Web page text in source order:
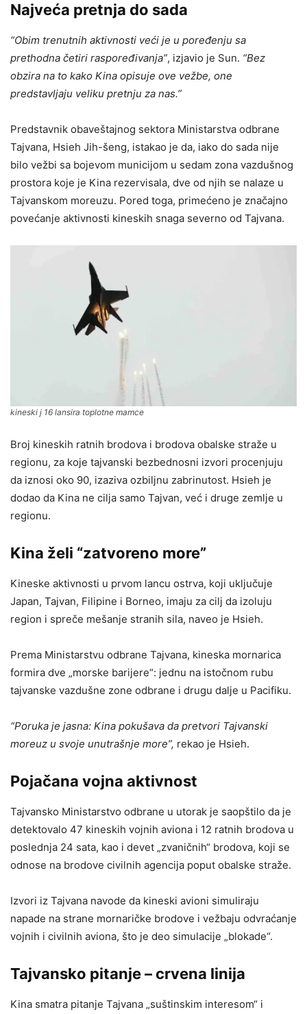
Najveća pretnja do sada
“Obim trenutnih aktivnosti veći je u poređenju sa
prethodna četiri raspoređivanja”, izjavio je Sun. “Bez
obzira na to kako Kina opisuje ove vežbe, one
predstavljaju veliku pretnju za nas.”
Predstavnik obaveštajnog sektora Ministarstva odbrane
Tajvana, Hsieh Jih-šeng, istakao je da, iako do sada nije
bilo vežbi sa bojevom municijom u sedam zona vazdušnog
prostora koje je Kina rezervisala, dve od njih se nalaze u
Tajvanskom moreuzu. Pored toga, primećeno je značajno
povećanje aktivnosti kineskih snaga severno od Tajvana.
kineski j 16 lansira toplotne mamce
Broj kineskih ratnih brodova i brodova obalske straže u
regionu, za koje tajvanski bezbednosni izvori procenjuju
da iznosi oko 90, izaziva ozbiljnu zabrinutost. Hsieh je
dodao da Kina ne cilja samo Tajvan, već i druge zemlje u
regionu.
Kina želi “zatvoreno more”
Kineske aktivnosti u prvom lancu ostrva, koji uključuje
Japan, Tajvan, Filipine i Borneo, imaju za cilj da izoluju
region i spreče mešanje stranih sila, naveo je Hsieh.
Prema Ministarstvu odbrane Tajvana, kineska mornarica
formira dve „morske barijere“: jednu na istočnom rubu
tajvanske vazdušne zone odbrane i drugu dalje u Pacifiku.
“Poruka je jasna: Kina pokušava da pretvori Tajvanski
moreuz u svoje unutrašnje more”, rekao je Hsieh.
Pojačana vojna aktivnost
Tajvansko Ministarstvo odbrane u utorak je saopštilo da je
detektovalo 47 kineskih vojnih aviona i 12 ratnih brodova u
poslednja 24 sata, kao i devet „zvaničnih“ brodova, koji se
odnose na brodove civilnih agencija poput obalske straže.
Izvori iz Tajvana navode da kineski avioni simuliraju
napade na strane mornaričke brodove i vežbaju odvraćanje
vojnih i civilnih aviona, što je deo simulacije „blokade“.
Tajvansko pitanje – crvena linija
Kina smatra pitanje Tajvana „suštinskim interesom“ i